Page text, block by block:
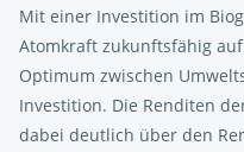
Mit einer Investition im
Atomkraft zukunftsfähig
Optimum zwischen
Investition. Die Renditen
dabei deutlich über den